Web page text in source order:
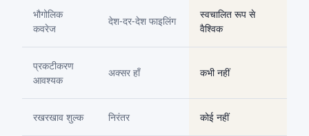
भौगोलिक
कवरेज
देश-दर-देश फाइलिंग
स्वचालित रूप से
वैश्विक
प्रकटीकरण
आवश्यक
अक्सर हाँ कभी नहीं
रखरखाव शुल्क निरंतर कोई नहीं